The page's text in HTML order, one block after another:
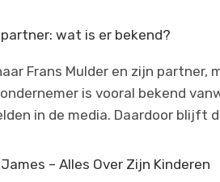
partner: wat is er bekend?
Frans Mulder en zijn partner,
is vooral bekend
in de media. Daardoor blijft
– Alles Over Zijn Kinderen